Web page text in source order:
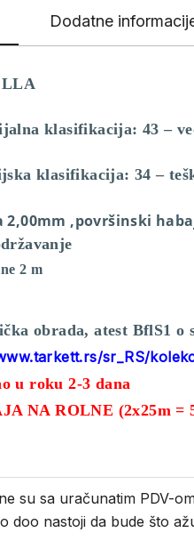
Dodatne
klasifikacija: 43 –
klasifikacija: 34 –
2,00mm ,površinski
2 m
obrada, atest BflS1 o
sr_RS/
u roku 2-3 dana
NA ROLNE (2x25m =
su sa uračunatim PDV-
doo nastoji da bude što